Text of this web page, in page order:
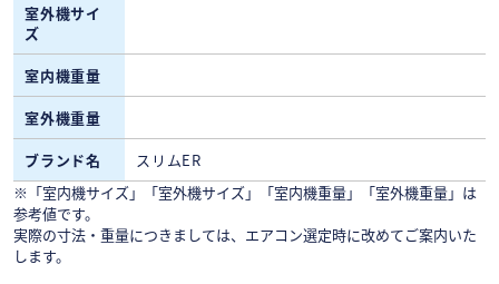
室外機サイ
ズ
室内機重量
室外機重量
ブランド名
スリムER
※「室内機サイズ」「室外機サイズ」「室内機重量」「室外機重量」は
参考値です。
実際の寸法・重量につきましては、エアコン選定時に改めてご案内いた
します。